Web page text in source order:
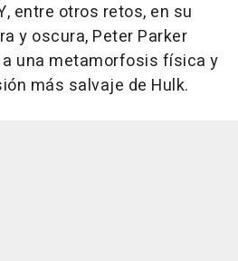
entre otros retos, en su
y oscura, Peter Parker
una metamorfosis física y
más salvaje de Hulk.